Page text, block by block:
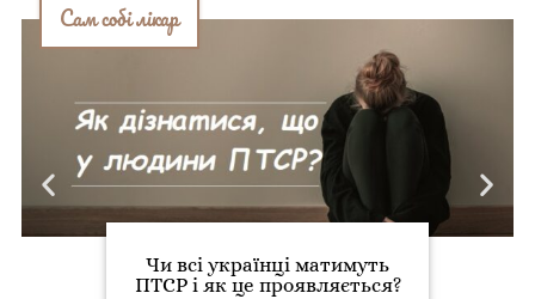
Сам собі лікар
Чи всі українці матимуть
ПТСР і як це проявляється?